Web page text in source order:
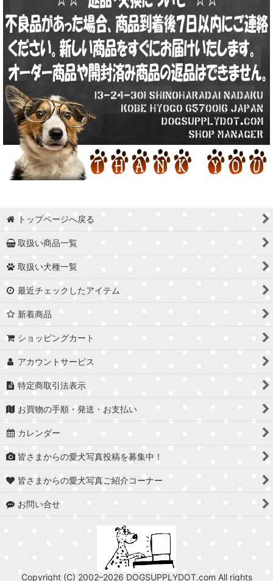
トップページへ戻る
取扱い商品一覧
取扱い犬種一覧
最近チェックしたアイテム
新着商品
ショッピングカート
アカウントサービス
特定商取引法表示
お買物の手順・発送・お支払い
カレンダー
皆さまからの愛犬写真投稿を募集中！
皆さまからの愛犬写真ご紹介コーナー
お問い合せ
Copyright (C) 2002–2026 DOGSUPPLYDOT.com All rights